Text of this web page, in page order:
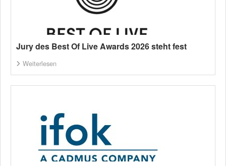
Jury des Best Of Live Awards 2026 steht fest
Weiterlesen